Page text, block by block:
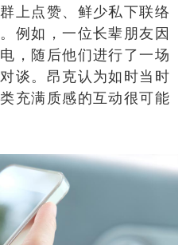
上点赞、鲜少私下联络
例如，一位长辈朋友因
，随后他们进行了一场
谈。昂克认为如时当时
充满质感的互动很可能